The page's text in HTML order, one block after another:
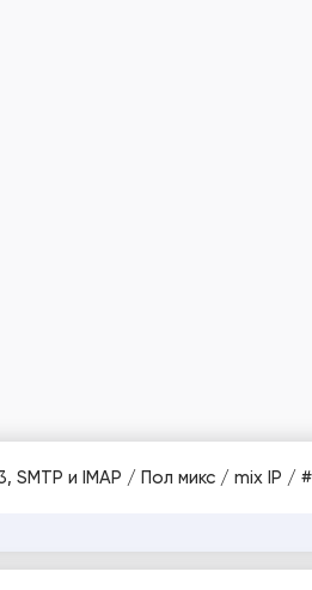
POP3, SMTP и IMAP / Пол микс / mix IP